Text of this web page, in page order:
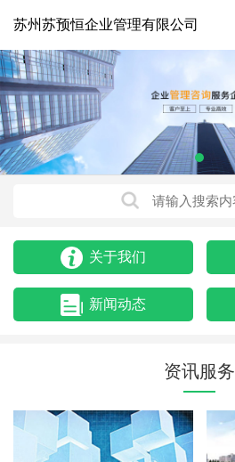
苏州苏预恒企业管理有限公司
关于我们
新闻动态
资讯服务